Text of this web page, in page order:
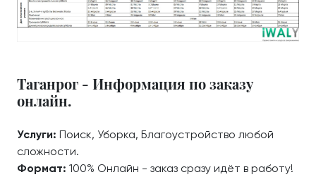
Таганрог - Информация по заказу
онлайн.
Услуги: Поиск, Уборка, Благоустройство любой
сложности.
Формат: 100% Онлайн - заказ сразу идёт в работу!